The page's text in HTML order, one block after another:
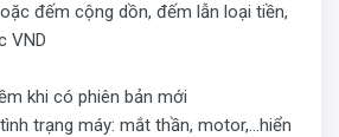
đếm cộng dồn, đếm lẫn loại tiền,
VND
khi có phiên bản mới
trạng máy: mắt thần, motor,...hiển